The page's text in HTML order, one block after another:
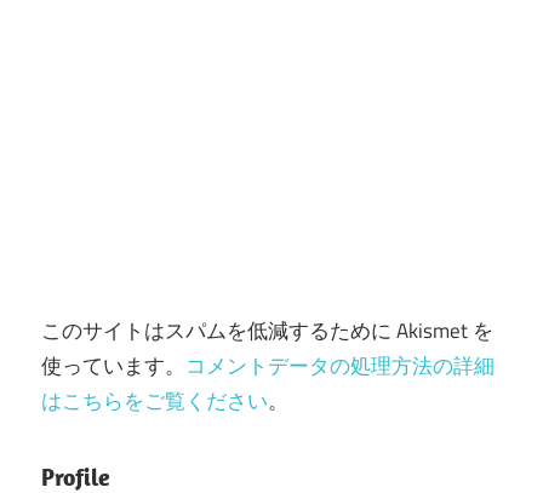
このサイトはスパムを低減するために Akismet を
使っています。 コメントデータの処理方法の詳細
はこちらをご覧ください。
Profile